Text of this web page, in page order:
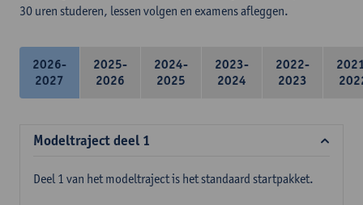
30 uren studeren, lessen volgen en examens afleggen.
2026-
2027
2025-
2026
2024-
2025
2023-
2024
2022-
2023
Modeltraject deel 1
Deel 1 van het modeltraject is het standaard startpakket.